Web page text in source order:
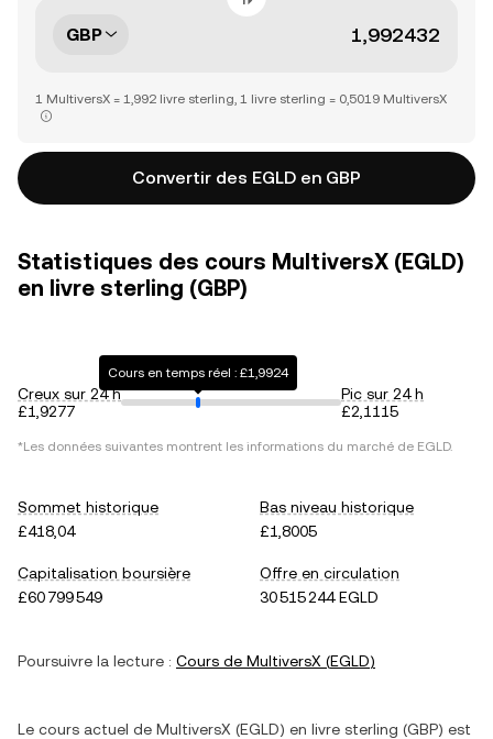
GBP
1 MultiversX = 1,992 livre sterling, 1 livre sterling = 0,5019 MultiversX
Convertir des EGLD en GBP
Statistiques des cours MultiversX (EGLD)
en livre sterling (GBP)
Creux sur 24 h
£1,9277
Cours en temps réel : £1,9924
Pic sur 24 h
£2,1115
*Les données suivantes montrent les informations du marché de EGLD.
Sommet historique
£418,04
Bas niveau historique
£1,8005
Capitalisation boursière
£60 799 549
Offre en circulation
30 515 244 EGLD
Poursuivre la lecture : Cours de MultiversX (EGLD)
Le cours actuel de MultiversX (EGLD) en livre sterling (GBP) est